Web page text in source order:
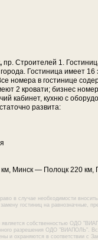
пр. Строителей 1.
Гостиница имеет
номера в гостинице
2 кровати; бизнес
кабинет, кухню с
развита:
Минск — По­лоцк 220 км,
в случае необходимости
гостиниц на равнозначные,
является собственностью ОДО
разрешения ОДО "ВИАПОЛЬ".
и охраняются в соответствии с